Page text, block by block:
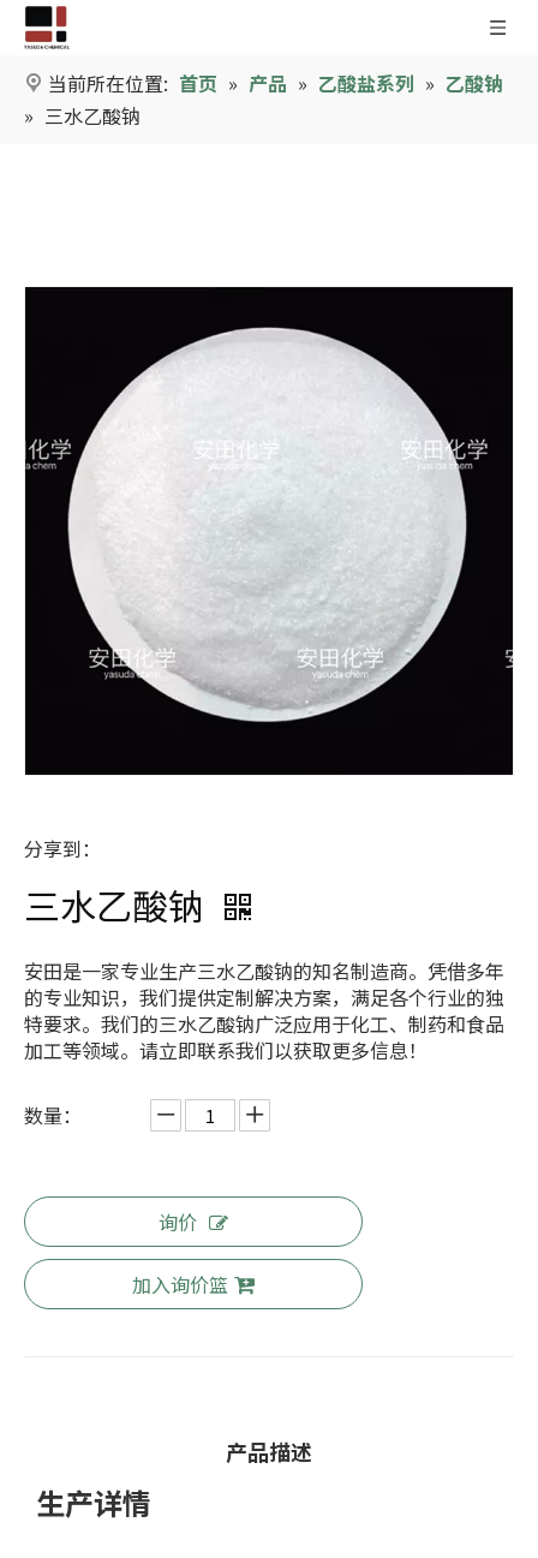
当前所在位置: 首页 » 产品 » 乙酸盐系列 » 乙酸钠
» 三水乙酸钠
分享到：
三水乙酸钠
安田是一家专业生产三水乙酸钠的知名制造商。凭借多年
的专业知识，我们提供定制解决方案，满足各个行业的独
特要求。我们的三水乙酸钠广泛应用于化工、制药和食品
加工等领域。请立即联系我们以获取更多信息！
数量：
询价
加入询价篮
产品描述
生产详情